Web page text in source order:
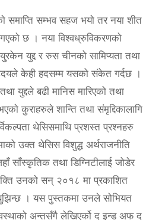
समाप्ति सम्भव सहज भयो तर नया शीत
गएको छ । नया विश्वध्रुविकरणको
युद्द र रुस चीनको सामिप्यता तथा
केही हदसम्म यसको संकेत गर्दछ ।
युद्दले बढी मानिस मारिएको तथा
कुराहरुले शान्ति तथा संमृद्दिकालागि
थेसिसमाथि प्रशस्त प्रश्नहरु
उक्त थेसिस विशुद्ध अर्थराजनीति
साँस्कृतिक तथा डिग्निटीलाई जोडेर
उनको सन् २०१८ मा प्रकाशित
। यस पुस्तकमा उनले सोभियत
अन्तसँगै लेखिएर्को द इन्ड अफ द